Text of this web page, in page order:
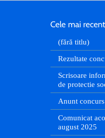
(fără titlu)
Rezultate
Scrisoare
de protectie
Anunt concurs
Comunicat
august 2025